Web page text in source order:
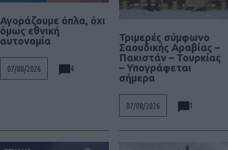
Αγοράζουμε όπλα, όχι
όμως εθνική
αυτονομία
07/08/2026 4
Τριμερές σύμφωνο
Σαουδικής Αραβίας –
Πακιστάν – Τουρκίας
– Υπογράφεται
σήμερα
07/08/2026 1